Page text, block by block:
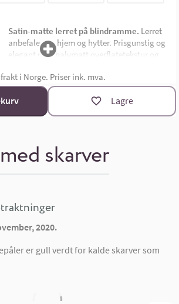
skarver
Satin-matte lerret på blindramme. Lerret
anbefales for hjem og hytter. Prisgunstig og
elegant med halvmatt overflatetekstur og
limtre blindramme. Bildemål oppgis som
bredde x høyde i cm.Materialoversikt
Størrelsekalkulator
i Norge. Priser ink. mva.
Lagre
2020.
er gull verdt for kalde skarver som